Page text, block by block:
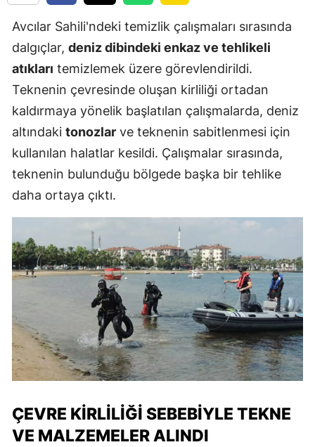
Avcılar Sahili'ndeki temizlik çalışmaları sırasında
dalgıçlar, deniz dibindeki enkaz ve tehlikeli
atıkları temizlemek üzere görevlendirildi.
Teknenin çevresinde oluşan kirliliği ortadan
kaldırmaya yönelik başlatılan çalışmalarda, deniz
altındaki tonozlar ve teknenin sabitlenmesi için
kullanılan halatlar kesildi. Çalışmalar sırasında,
teknenin bulunduğu bölgede başka bir tehlike
daha ortaya çıktı.
ÇEVRE KIRLILIĞI SEBEBIYLE TEKNE
VE MALZEMELER ALINDI